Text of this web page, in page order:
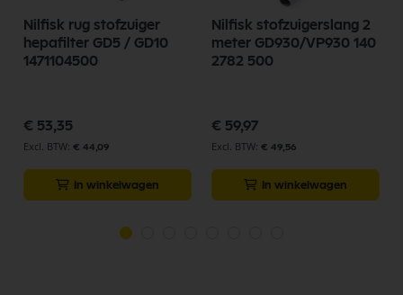
Nilfisk rug stofzuiger
hepafilter GD5 / GD10
1471104500
€ 53,35
€ 44,09
In winkelwagen
Nilfisk stofzuigerslang 2
meter GD930/VP930 140
2782 500
€ 59,97
€ 49,56
In winkelwagen